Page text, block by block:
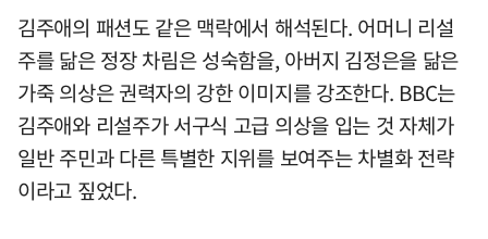
김주애의 패션도 같은 맥락에서 해석된다. 어머니 리설
주를 닮은 정장 차림은 성숙함을, 아버지 김정은을 닮은
가죽 의상은 권력자의 강한 이미지를 강조한다. BBC는
김주애와 리설주가 서구식 고급 의상을 입는 것 자체가
일반 주민과 다른 특별한 지위를 보여주는 차별화 전략
이라고 짚었다.